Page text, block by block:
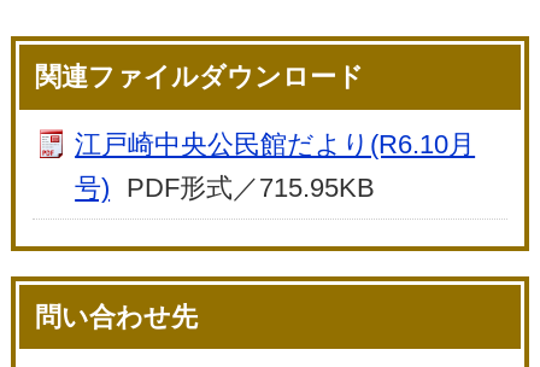
関連ファイルダウンロード
江戸崎中央公民館だより(R6.10月
号)
PDF形式／715.95KB
問い合わせ先